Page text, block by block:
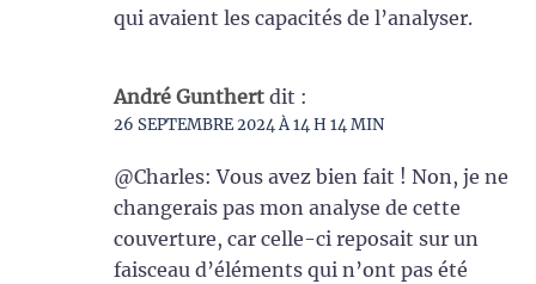
qui avaient les capacités de l’analyser.
André Gunthert dit :
26 SEPTEMBRE 2024 À 14 H 14 MIN
@Charles: Vous avez bien fait ! Non, je ne
changerais pas mon analyse de cette
couverture, car celle-ci reposait sur un
faisceau d’éléments qui n’ont pas été